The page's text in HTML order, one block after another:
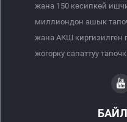
жана 150 кесипкөй
миллиондон ашык
жана АКШ киргизилген
жогорку сапаттуу